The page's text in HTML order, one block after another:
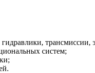
трансмиссии,
систем;